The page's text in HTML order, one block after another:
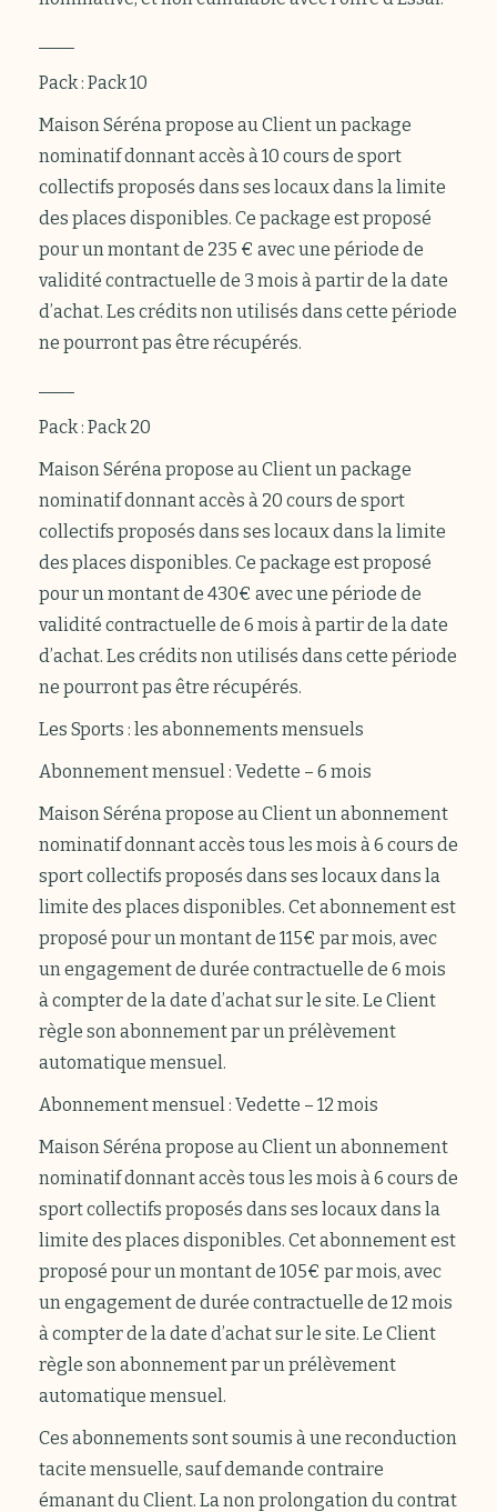
Pack : Pack 10
Maison Séréna propose au Client un package
nominatif donnant accès à 10 cours de sport
collectifs proposés dans ses locaux dans la limite
des places disponibles. Ce package est proposé
pour un montant de 235 € avec une période de
validité contractuelle de 3 mois à partir de la date
d’achat. Les crédits non utilisés dans cette période
ne pourront pas être récupérés.
Pack : Pack 20
Maison Séréna propose au Client un package
nominatif donnant accès à 20 cours de sport
collectifs proposés dans ses locaux dans la limite
des places disponibles. Ce package est proposé
pour un montant de 430€ avec une période de
validité contractuelle de 6 mois à partir de la date
d’achat. Les crédits non utilisés dans cette période
ne pourront pas être récupérés.
Les Sports : les abonnements mensuels
Abonnement mensuel : Vedette – 6 mois
Maison Séréna propose au Client un abonnement
nominatif donnant accès tous les mois à 6 cours de
sport collectifs proposés dans ses locaux dans la
limite des places disponibles. Cet abonnement est
proposé pour un montant de 115€ par mois, avec
un engagement de durée contractuelle de 6 mois
à compter de la date d’achat sur le site. Le Client
règle son abonnement par un prélèvement
automatique mensuel.
Abonnement mensuel : Vedette – 12 mois
Maison Séréna propose au Client un abonnement
nominatif donnant accès tous les mois à 6 cours de
sport collectifs proposés dans ses locaux dans la
limite des places disponibles. Cet abonnement est
proposé pour un montant de 105€ par mois, avec
un engagement de durée contractuelle de 12 mois
à compter de la date d’achat sur le site. Le Client
règle son abonnement par un prélèvement
automatique mensuel.
Ces abonnements sont soumis à une reconduction
tacite mensuelle, sauf demande contraire
émanant du Client. La non prolongation du contrat